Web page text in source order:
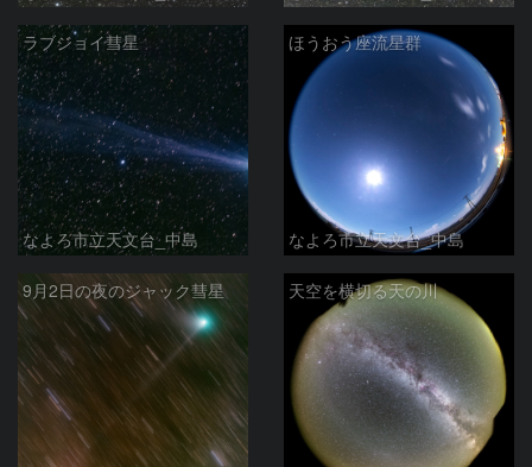
ラブジョイ彗星
なよろ市立天文台_中島
ほうおう座流星群
なよろ市立天文台_中島
9月2日の夜のジャック彗星 天空を横切る天の川